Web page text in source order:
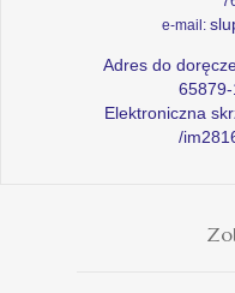
e-mail:
Adres do
Elektroniczna
/